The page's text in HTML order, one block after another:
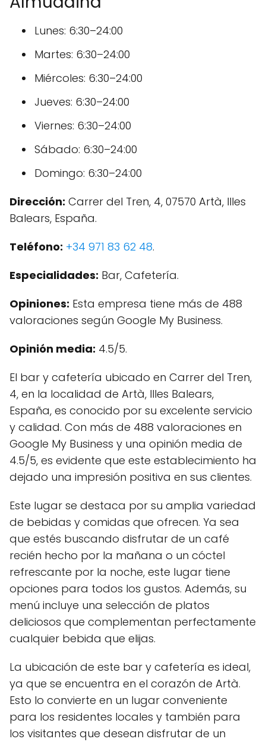
Lunes: 6:30–24:00
Martes: 6:30–24:00
Miércoles: 6:30–24:00
Jueves: 6:30–24:00
Viernes: 6:30–24:00
Sábado: 6:30–24:00
Domingo: 6:30–24:00
Dirección: Carrer del Tren, 4, 07570 Artà, Illes
Balears, España.
Teléfono: +34 971 83 62 48.
Especialidades: Bar, Cafetería.
Opiniones: Esta empresa tiene más de 488
valoraciones según Google My Business.
Opinión media: 4.5/5.
El bar y cafetería ubicado en Carrer del Tren,
4, en la localidad de Artà, Illes Balears,
España, es conocido por su excelente servicio
y calidad. Con más de 488 valoraciones en
Google My Business y una opinión media de
4.5/5, es evidente que este establecimiento ha
dejado una impresión positiva en sus clientes.
Este lugar se destaca por su amplia variedad
de bebidas y comidas que ofrecen. Ya sea
que estés buscando disfrutar de un café
recién hecho por la mañana o un cóctel
refrescante por la noche, este lugar tiene
opciones para todos los gustos. Además, su
menú incluye una selección de platos
deliciosos que complementan perfectamente
cualquier bebida que elijas.
La ubicación de este bar y cafetería es ideal,
ya que se encuentra en el corazón de Artà.
Esto lo convierte en un lugar conveniente
para los residentes locales y también para
los visitantes que desean disfrutar de un